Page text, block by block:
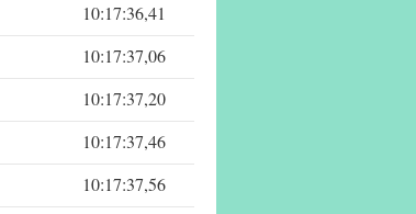
10:17:36,41
10:17:37,06
10:17:37,20
10:17:37,46
10:17:37,56